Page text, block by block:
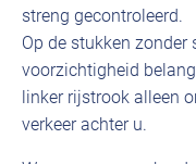
streng gecontroleerd.
Op de stukken
voorzichtigheid
linker rijstrook alleen
verkeer achter u.